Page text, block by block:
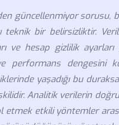
güncellenmiyor sorusu,
teknik bir belirsizliktir.
ve hesap gizlilik
performans dengesini
yaşadığı bu
Analitik verilerin
etkili yöntemler